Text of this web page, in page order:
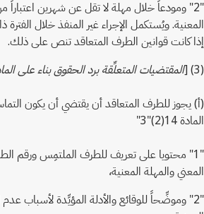
"2" ومودعاً خلال مهلة لا تقل عن شهرين اعتباراً
المعنية. ويُستكمل الإجراء غير المنفذ خلال الفترة
إذا كانت قوانين الطرف المتعاقد تنص على ذلك.
(3) [
المقتضيات المتعلِّقة برد الحقوق بناء على المادة
(أ) يجوز للطرف المتعاقد أن يقتضي أن يكون
المادة 14(2)"3"
"1" محتويا على تعريف للطرف الملتمِس ورقم
المعني والمهلة المعنية،
"2" وموضِّحاً للوقائع والأدلة المؤيِّدة لأسباب عدم